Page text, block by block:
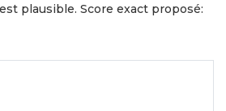
plausible. Score exact proposé: